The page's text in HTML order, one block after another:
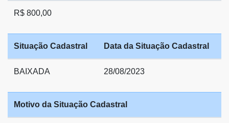
R$ 800,00
Situação Cadastral Data da Situação Cadastral
BAIXADA 28/08/2023
Motivo da Situação Cadastral